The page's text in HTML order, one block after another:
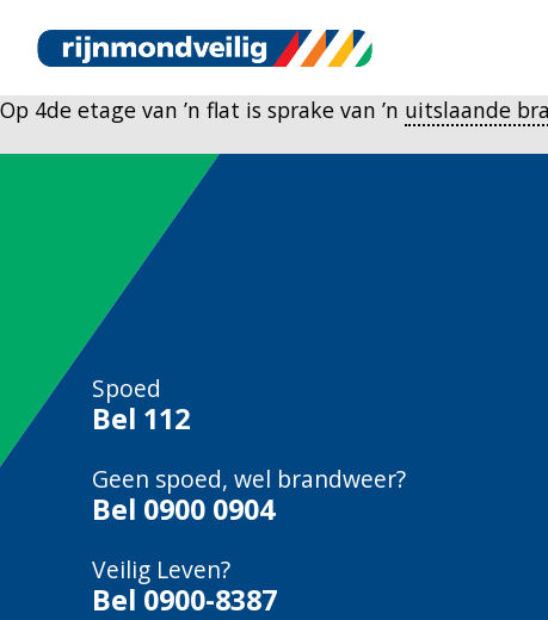
Op 4de etage van ’n flat is sprake van ’n uitslaande
Spoed
Bel 112
Geen spoed, wel brandweer?
Bel 0900 0904
Veilig Leven?
Bel 0900-8387